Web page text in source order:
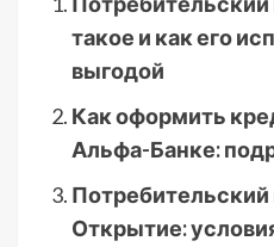
такое и как его
выгодой
Как оформить
Альфа-Банке:
Потребительский
Открытие: